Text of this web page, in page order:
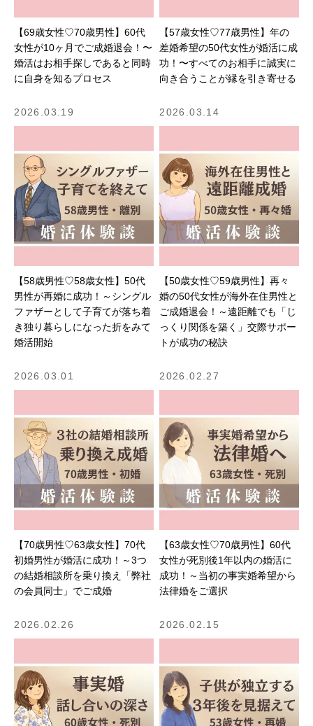
【69歳女性♡70歳男性】60代
女性が10ヶ月でご成婚退会！〜
婚活はお相手探しであると同時
に自身を知るプロセス
【57歳女性♡77歳男性】年の
差婚希望の50代女性が婚活に成
功！〜すべてのお相手に誠実に
向き合うことが縁を引き寄せる
2026.03.19
【58歳男性♡58歳女性】50代
男性が再婚に成功！～シングル
ファザーとして子育てが落ち着
き独り暮らしになった折をみて
婚活開始
2026.03.14
【50歳女性♡59歳男性】再々
婚の50代女性が海外在住男性と
ご成婚退会！～遠距離でも「じ
っくり関係を築く」交際サポー
トが成功の秘訣
2026.03.01
【70歳男性♡63歳女性】70代
初婚男性が婚活に成功！～3つ
の結婚相談所を乗り換え「弊社
の会員同士」でご成婚
2026.02.27
【63歳女性♡70歳男性】60代
女性が死別後1年以内の婚活に
成功！～当初の事実婚希望から
法律婚をご選択
2026.02.26 2026.02.15